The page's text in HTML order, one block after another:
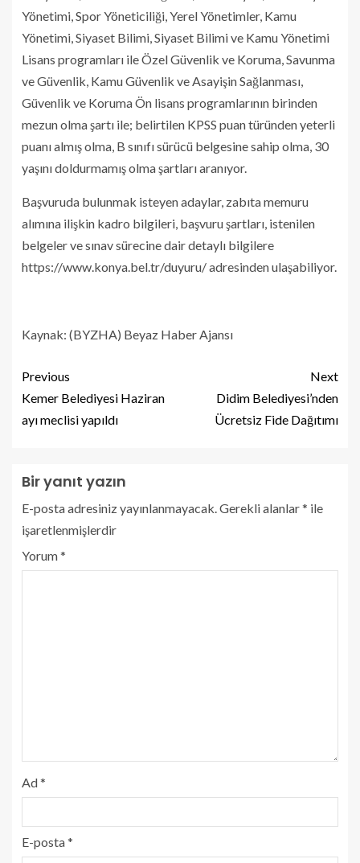
Yönetimi, Spor Yöneticiliği, Yerel Yönetimler, Kamu
Yönetimi, Siyaset Bilimi, Siyaset Bilimi ve Kamu Yönetimi
Lisans programları ile Özel Güvenlik ve Koruma, Savunma
ve Güvenlik, Kamu Güvenlik ve Asayişin Sağlanması,
Güvenlik ve Koruma Ön lisans programlarının birinden
mezun olma şartı ile; belirtilen KPSS puan türünden yeterli
puanı almış olma, B sınıfı sürücü belgesine sahip olma, 30
yaşını doldurmamış olma şartları aranıyor.
Başvuruda bulunmak isteyen adaylar, zabıta memuru
alımına ilişkin kadro bilgileri, başvuru şartları, istenilen
belgeler ve sınav sürecine dair detaylı bilgilere
https://www.konya.bel.tr/duyuru/ adresinden ulaşabiliyor.
Kaynak: (BYZHA) Beyaz Haber Ajansı
Previous
Kemer Belediyesi Haziran
ayı meclisi yapıldı
Next
Didim Belediyesi’nden
Ücretsiz Fide Dağıtımı
Bir yanıt yazın
E-posta adresiniz yayınlanmayacak.Gerekli alanlar* ile
işaretlenmişlerdir
Yorum*
Ad*
E-posta*